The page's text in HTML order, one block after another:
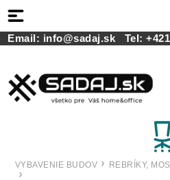
Email: info@sadaj.sk Tel:
VYBAVENIE BUDOV REBRÍKY,